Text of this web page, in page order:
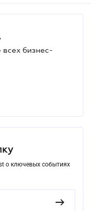
всех бизнес-
о ключевых событиях